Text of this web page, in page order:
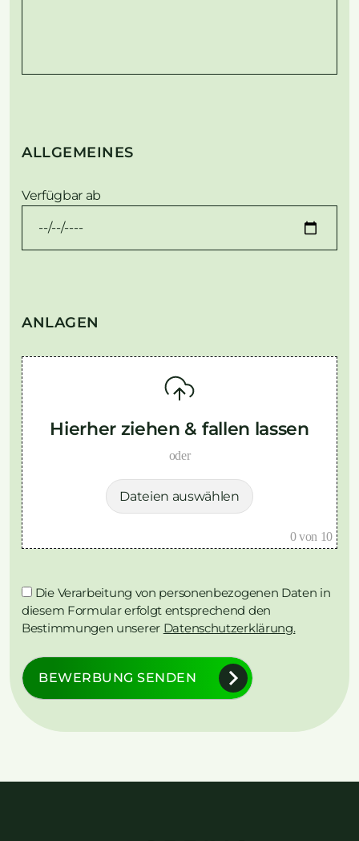
ALLGEMEINES
Verfügbar ab
ANLAGEN
Hierher ziehen & fallen lassen
oder
Dateien auswählen
0von 10
Die Verarbeitung von personenbezogenen Daten in
diesem Formular erfolgt entsprechend den
Bestimmungen unserer Datenschutzerklärung.
BEWERBUNG SENDEN